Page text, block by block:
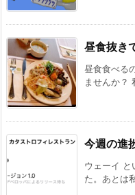
昼食抜き
昼食食べる
ませんか？
今週の進
ウェーイ と
た。あとは